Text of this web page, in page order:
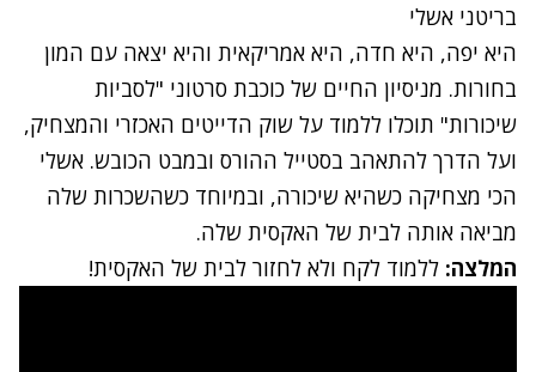
בריטני אשלי
היא יפה, היא חדה, היא אמריקאית והיא יצאה עם המון
בחורות. מניסיון החיים של כוכבת סרטוני "לסביות
שיכורות" תוכלו ללמוד על שוק הדייטים האכזרי והמצחיק,
ועל הדרך להתאהב בסטייל ההורס ובמבט הכובש. אשלי
הכי מצחיקה כשהיא שיכורה, ובמיוחד כשהשכרות שלה
מביאה אותה לבית של האקסית שלה.
המלצה: ללמוד לקח ולא לחזור לבית של האקסית!